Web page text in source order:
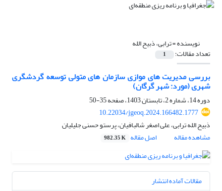
نویسنده =ترابی، ذبیح الله
تعداد مقالات: 1
بررسی مدیریت های موازی سازمان های متولی توسعه گردشگری
شهری (مورد: شهر گرگان)
دوره 14، شماره 2، تابستان 1403، صفحه
35-50
10.22034/jgeoq.2024.166482.1777
ذبیح الله ترابی، علی اصغر شالبافیان، پرستو حسنی جلیلیان
مشاهده مقاله
اصل مقاله 982.35 K
مقالات آماده انتشار